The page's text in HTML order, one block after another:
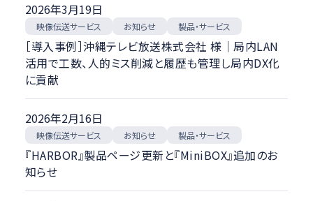
2026年3月19日
映像伝送サービス お知らせ 製品・サービス
［導入事例］沖縄テレビ放送株式会社 様｜局内LAN
活用で工数、人的ミス削減と履歴も管理し局内DX化
に貢献
2026年2月16日
映像伝送サービス お知らせ 製品・サービス
『HARBOR』製品ページ更新と『MiniBOX』追加のお
知らせ